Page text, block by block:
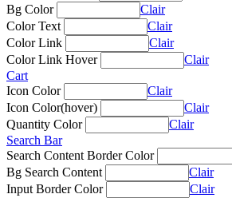
Bg Color
Clair
Color Text
Clair
Color Link
Clair
Color Link Hover
Clair
Cart
Icon Color
Clair
Icon Color(hover)
Clair
Quantity Color
Clair
Search Bar
Search Content Border Color
Bg Search Content
Clair
Input Border Color
Clair